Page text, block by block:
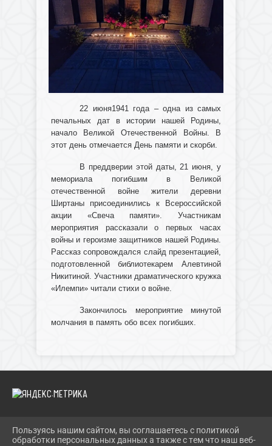
22 июня1941 года – одна из самых
печальных дат в истории нашей Родины,
начало Великой Отечественной Войны. В
этот день отмечается День памяти и скорби.
В преддверии этой даты, 21 июня, у
мемориала погибшим в Великой
отечественной войне жители деревни
Ширтаны присоединились к Всероссийской
акции «Свеча памяти». Участникам
мероприятия рассказали о первых часах
войны и героизме защитников нашей Родины.
Рассказ сопровождался слайд презентацией,
подготовленной библиотекарем Алевтиной
Никитиной. Участники драматического кружка
«Илемпи» читали стихи о войне.
Закончилось мероприятие минутой
молчания в память обо всех погибших.
2026 Г. IBRBIB.RU
Пользуясь нашим сайтом, вы соглашаетесь с политикой
обработки персональных данных а также с тем что наш веб-